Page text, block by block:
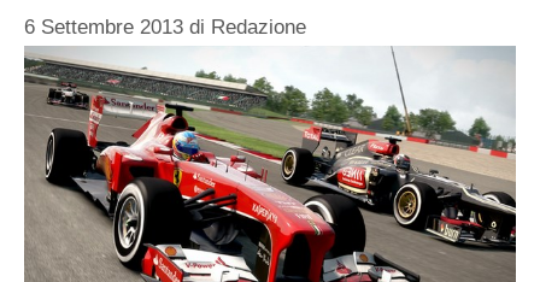
6 Settembre 2013 di Redazione